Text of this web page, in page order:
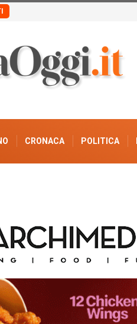
CRONACA POLITICA